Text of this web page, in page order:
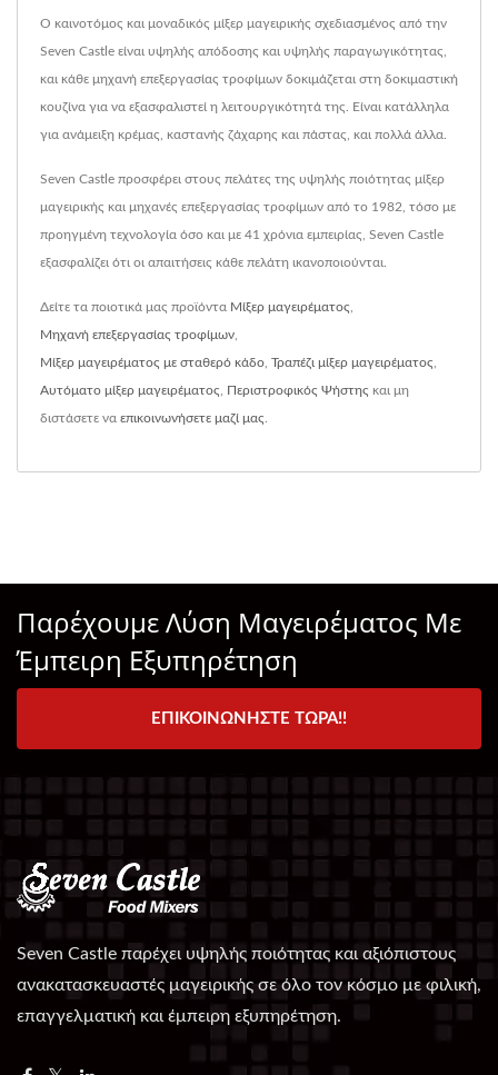
Ο καινοτόμος και μοναδικός μίξερ μαγειρικής σχεδιασμένος από την
Seven Castle είναι υψηλής απόδοσης και υψηλής παραγωγικότητας,
και κάθε μηχανή επεξεργασίας τροφίμων δοκιμάζεται στη δοκιμαστική
κουζίνα για να εξασφαλιστεί η λειτουργικότητά της. Είναι κατάλληλα
για ανάμειξη κρέμας, καστανής ζάχαρης και πάστας, και πολλά άλλα.
Seven Castle προσφέρει στους πελάτες της υψηλής ποιότητας μίξερ
μαγειρικής και μηχανές επεξεργασίας τροφίμων από το 1982, τόσο με
προηγμένη τεχνολογία όσο και με 41 χρόνια εμπειρίας, Seven Castle
εξασφαλίζει ότι οι απαιτήσεις κάθε πελάτη ικανοποιούνται.
Δείτε τα ποιοτικά μας προϊόντα Μίξερ μαγειρέματος
Μηχανή επεξεργασίας τροφίμων
Μίξερ μαγειρέματος με σταθερό κάδο Τραπέζι μίξερ μαγειρέματος
Αυτόματο μίξερ μαγειρέματος Περιστροφικός Ψήστης και μη
διστάσετε να επικοινωνήσετε μαζί μας
Παρέχουμε Λύση Μαγειρέματος Με
Έμπειρη Εξυπηρέτηση
ΕΠΙΚΟΙΝΩΝΉΣΤΕ ΤΏΡΑ!!
Seven Castle παρέχει υψηλής ποιότητας και αξιόπιστους
ανακατασκευαστές μαγειρικής σε όλο τον κόσμο με φιλική,
επαγγελματική και έμπειρη εξυπηρέτηση.